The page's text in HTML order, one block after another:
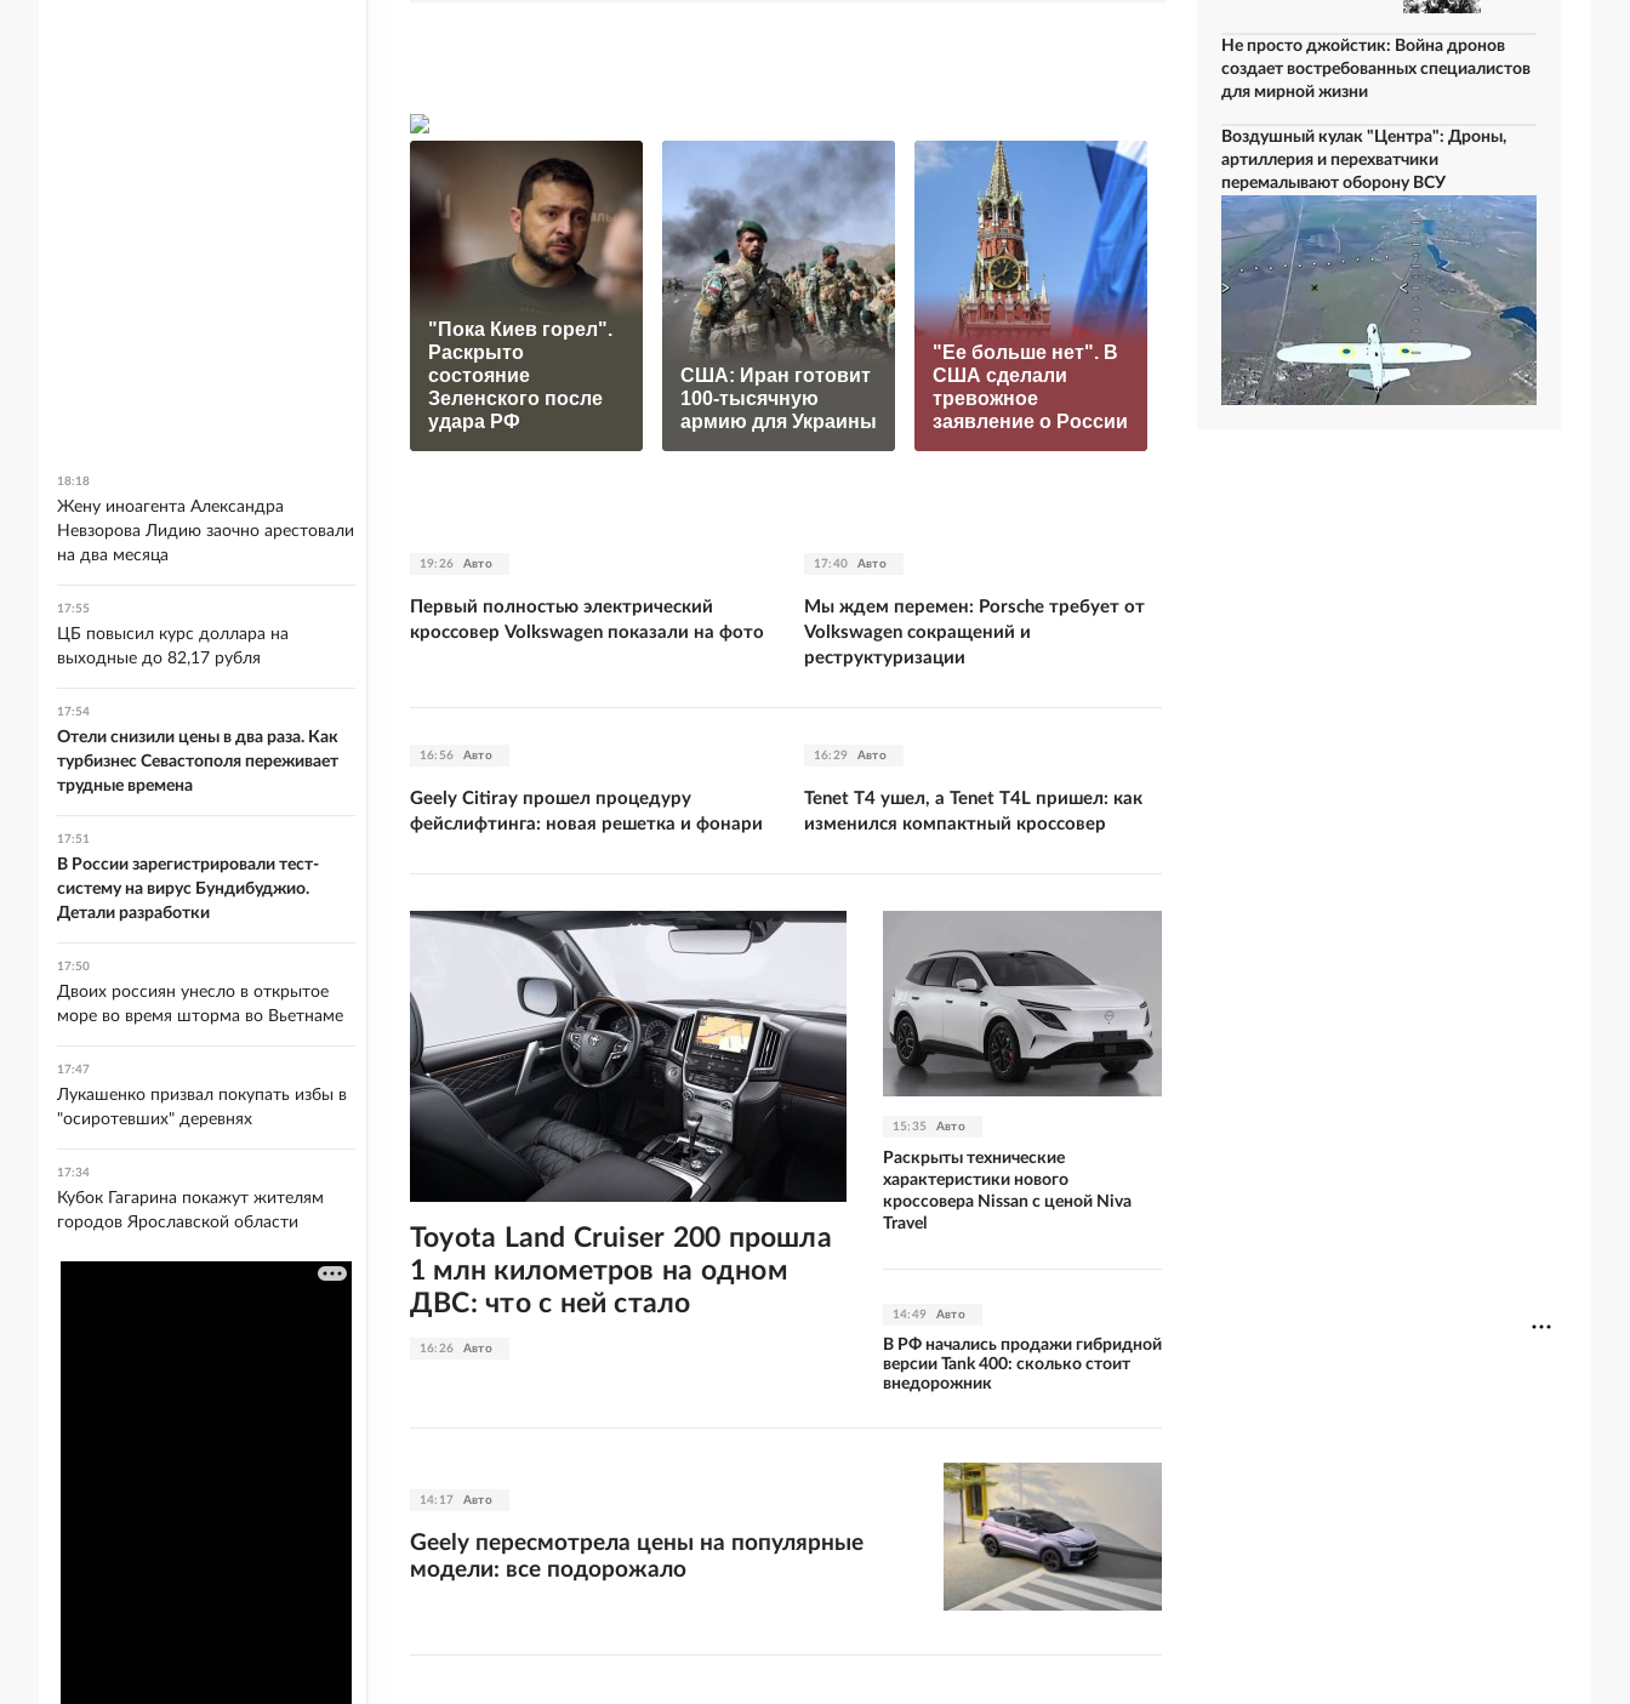
"Пока Киев горел".
Раскрыто
состояние
Зеленского после
удара РФ
США: Иран готовит
100-тысячную
армию для Украины
"Ее больше нет". В
США сделали
тревожное
заявление о России
«Это конец всего»:
Захарова
прокомментировал
а фестиваль в
Маск сделал
неожиданное
заявление о
19:26 Авто
Первый полностью электрический
кроссовер Volkswagen показали на фото
17:40 Авто
Мы ждем перемен: Porsche требует от
Volkswagen сокращений и
реструктуризации
16:56 Авто
Geely Citiray прошел процедуру
фейслифтинга: новая решетка и фонари
16:29 Авто
Tenet T4 ушел, а Tenet T4L пришел: как
изменился компактный кроссовер
16:26 Авто
Toyota Land Cruiser 200 прошла
1 млн километров на одном
ДВС: что с ней стало
15:35 Авто
Раскрыты технические
характеристики нового
кроссовера Nissan с ценой Niva
Travel
14:49 Авто
В РФ начались продажи гибридной
версии Tank 400: сколько стоит
внедорожник
14:17 Авто
Geely пересмотрела цены на популярные
модели: все подорожало
Не просто джойстик: Война дронов
создает востребованных специалистов
для мирной жизни
Воздушный кулак "Центра": Дроны,
артиллерия и перехватчики
перемалывают оборону ВСУ
18:18
Жену иноагента Александра
Невзорова Лидию заочно арестовали
на два месяца
17:55
ЦБ повысил курс доллара на
выходные до 82,17 рубля
17:54
Отели снизили цены в два раза. Как
турбизнес Севастополя переживает
трудные времена
17:51
В России зарегистрировали тест-
систему на вирус Бундибуджио.
Детали разработки
17:50
Двоих россиян унесло в открытое
море во время шторма во Вьетнаме
17:47
Лукашенко призвал покупать избы в
"осиротевших" деревнях
17:34
Кубок Гагарина покажут жителям
городов Ярославской области